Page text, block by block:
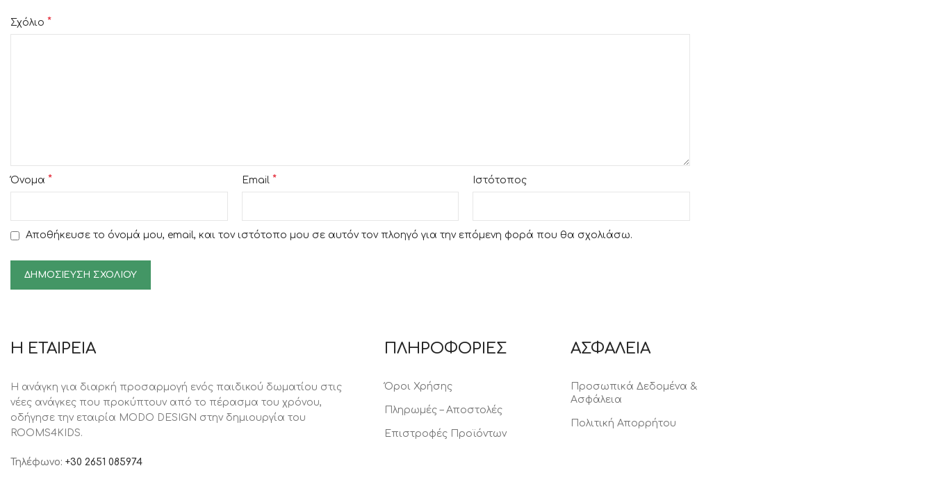
Σχόλιο *
Όνομα * Email * Ιστότοπος
Αποθήκευσε το όνομά μου, email, και τον ιστότοπο μου σε αυτόν τον πλοηγό για την επόμενη φορά που θα σχολιάσω.
Η ΕΤΑΙΡΕΙΑ
Η ανάγκη για διαρκή προσαρμογή ενός παιδικού δωματίου στις
νέες ανάγκες που προκύπτουν από το πέρασμα του χρόνου,
oδήγησε την εταιρία MODO DESIGN στην δημιουργία του
ROOMS4KIDS.
Τηλέφωνο: +30 2651 085974
ΠΛΗΡΟΦΟΡΙΕΣ
Όροι Χρήσης
Πληρωμές – Αποστολές
Επιστροφές Προϊόντων
ΑΣΦΑΛΕΙΑ
Προσωπικά Δεδομένα &
Ασφάλεια
Πολιτική Απορρήτου